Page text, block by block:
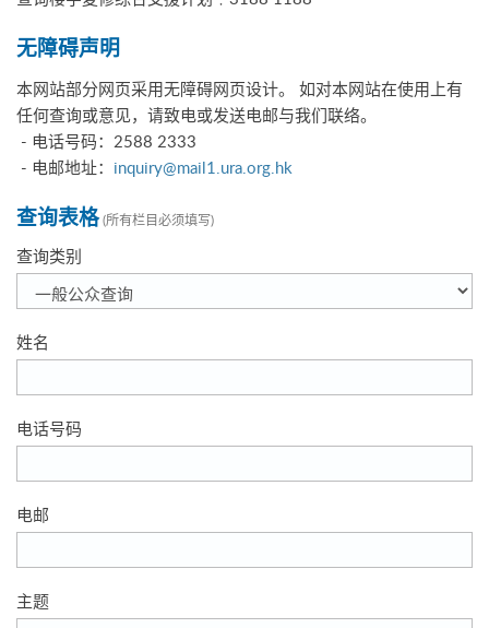
无障碍声明
本网站部分网页采用无障碍网页设计。 如对本网站在使用上有
任何查询或意见，请致电或发送电邮与我们联络。
- 电话号码：2588 2333
- 电邮地址： inquiry@mail1.ura.org.hk
查询表格(所有栏目必须填写)
查询类别
姓名
电话号码
电邮
主题